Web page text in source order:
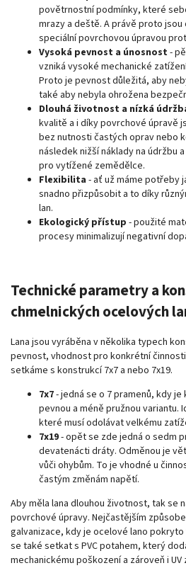
povětrnostní podmínky, které
mrazy a deště. A právě proto jsou
speciální povrchovou úpravou
Vysoká pevnost a únosnost-
vzniká vysoké mechanické
Proto je pevnost důležitá, aby
také aby nebyla ohrožena
Dlouhá životnost a nízká
kvalitě a i díky povrchové úpravě
bez nutnosti častých oprav nebo
následek nižší náklady na údržbu
pro vytížené zemědělce.
Flexibilita - ať už máme potřeby
snadno přizpůsobit a to díky
lan.
Ekologický přístup - použité
procesy minimalizují negativní
Technické parametry a
chmelnických ocelových
Lana jsou vyráběna v několika typech
pevnost, vhodnost pro konkrétní
setkáme s konstrukcí 7x7 a nebo 7x19.
7x7- jedná se o 7 pramenů, kdy
pevnou a méně pružnou variantu.
které musí odolávat velkému
7x19- opět se zde jedná o sedm
devatenácti dráty. Odměnou je
vůči ohybům. To je vhodné u
častým změnám napětí.
Aby měla lana dlouhou životnost, tak se
povrchové úpravy. Nejčastějším
galvanizace, kdy je ocelové lano
se také setkat s PVC potahem, který
mechanickému poškození a zároveň i UV